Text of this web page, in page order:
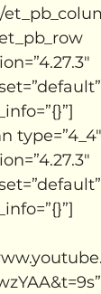
type=”4_4″